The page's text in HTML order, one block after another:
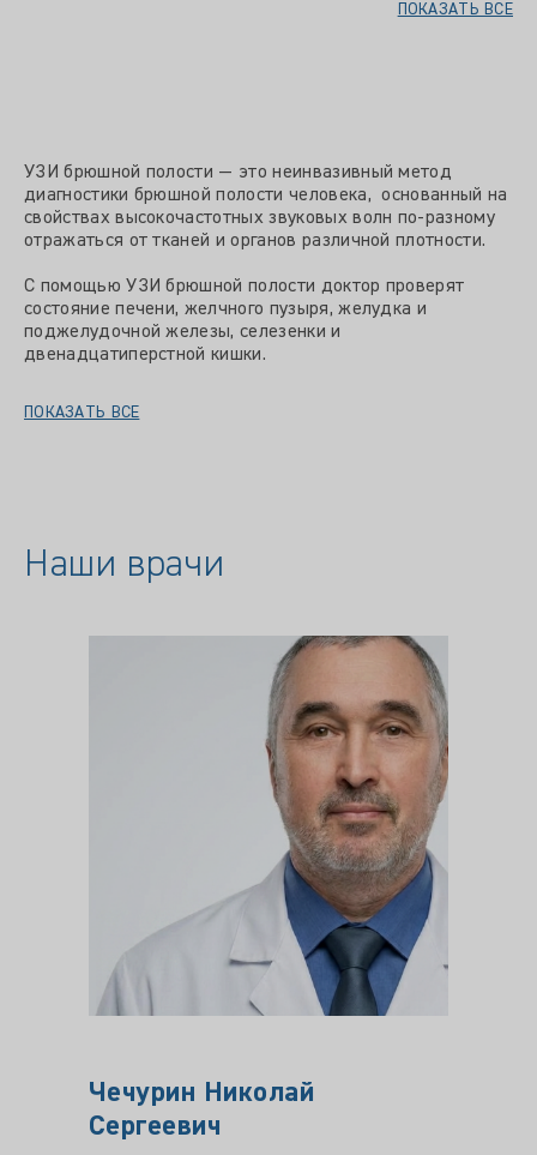
ПОКАЗАТЬ ВСЕ
УЗИ брюшной полости — это неинвазивный метод
диагностики брюшной полости человека, основанный на
свойствах высокочастотных звуковых волн по-разному
отражаться от тканей и органов различной плотности.
С помощью УЗИ брюшной полости доктор проверят
состояние печени, желчного пузыря, желудка и
поджелудочной железы, селезенки и
двенадцатиперстной кишки.
ПОКАЗАТЬ ВСЕ
Наши врачи
Чечурин Николай
Сергеевич